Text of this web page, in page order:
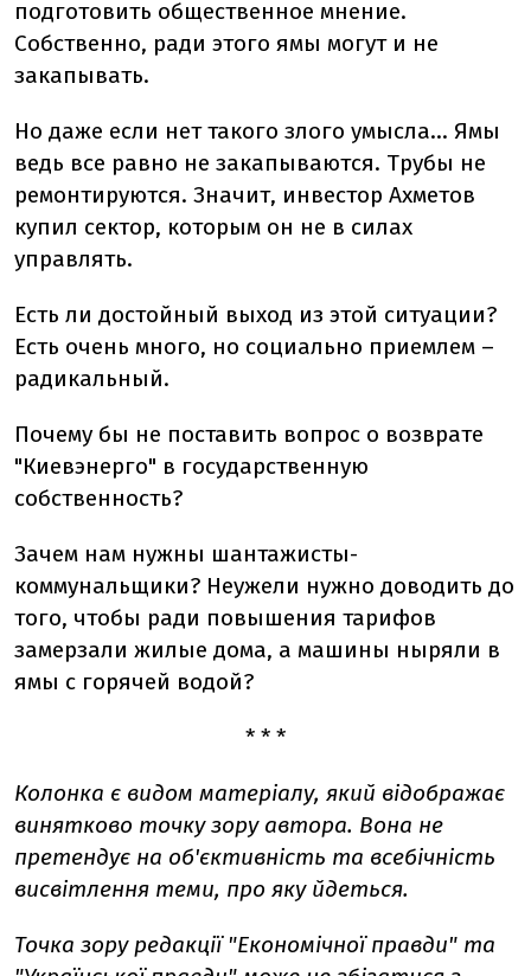
подготовить общественное мнение.
Собственно, ради этого ямы могут и не
закапывать.
Но даже если нет такого злого умысла… Ямы
ведь все равно не закапываются. Трубы не
ремонтируются. Значит, инвестор Ахметов
купил сектор, которым он не в силах
управлять.
Есть ли достойный выход из этой ситуации?
Есть очень много, но социально приемлем –
радикальный.
Почему бы не поставить вопрос о возврате
"Киевэнерго" в государственную
собственность?
Зачем нам нужны шантажисты-
коммунальщики? Неужели нужно доводить до
того, чтобы ради повышения тарифов
замерзали жилые дома, а машины ныряли в
ямы с горячей водой?
* * *
Колонка є видом матеріалу, який відображає
винятково точку зору автора. Вона не
претендує на об'єктивність та всебічність
висвітлення теми, про яку йдеться.
Точка зору редакції "Економічної правди" та